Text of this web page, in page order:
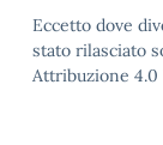
Eccetto dove
stato rilasciato
Attribuzione 4.0